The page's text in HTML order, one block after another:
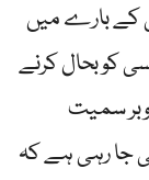
کے بارے میں
کو بحال کرنے
سمیت
جا رہی ہے کہ